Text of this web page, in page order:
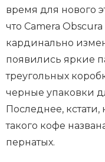
время для нового
что Camera
кардинально
появились яркие
треугольных
черные упаковки
Последнее,
такого кофе
пернатых.